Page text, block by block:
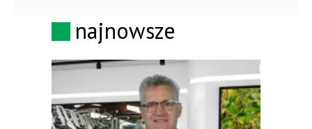
najnowsze